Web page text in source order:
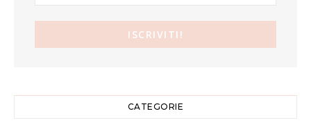
CATEGORIE